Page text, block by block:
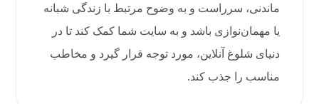
ماندنی، سرراست و به وضوح مرتبط با زندگی شبانه
یا مهمان‌نوازی باشد و به سایت شما کمک کند تا در
دنیای شلوغ آنلاین، مورد توجه قرار گیرد و مخاطب
مناسب را جذب کند.